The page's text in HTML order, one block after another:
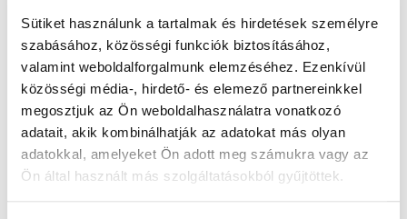
Sütiket használunk a tartalmak és hirdetések személyre
szabásához, közösségi funkciók biztosításához,
valamint weboldalforgalmunk elemzéséhez. Ezenkívül
közösségi média-, hirdető- és elemező partnereinkkel
megosztjuk az Ön weboldalhasználatra vonatkozó
adatait, akik kombinálhatják az adatokat más olyan
adatokkal, amelyeket Ön adott meg számukra vagy az
Ön által használt más szolgáltatásokból gyűjtöttek.